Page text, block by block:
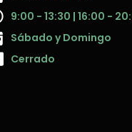
9:00 - 13:30 | 16:00 -
Sábado y Domingo
Cerrado